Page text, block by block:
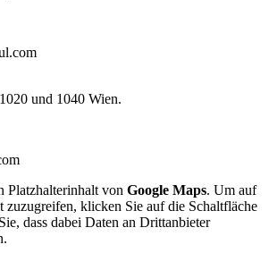
und 1040 Wien.
Platzhalterinhalt von Google Maps. Um auf
zuzugreifen, klicken Sie auf die Schaltfläche
dass dabei Daten an Drittanbieter